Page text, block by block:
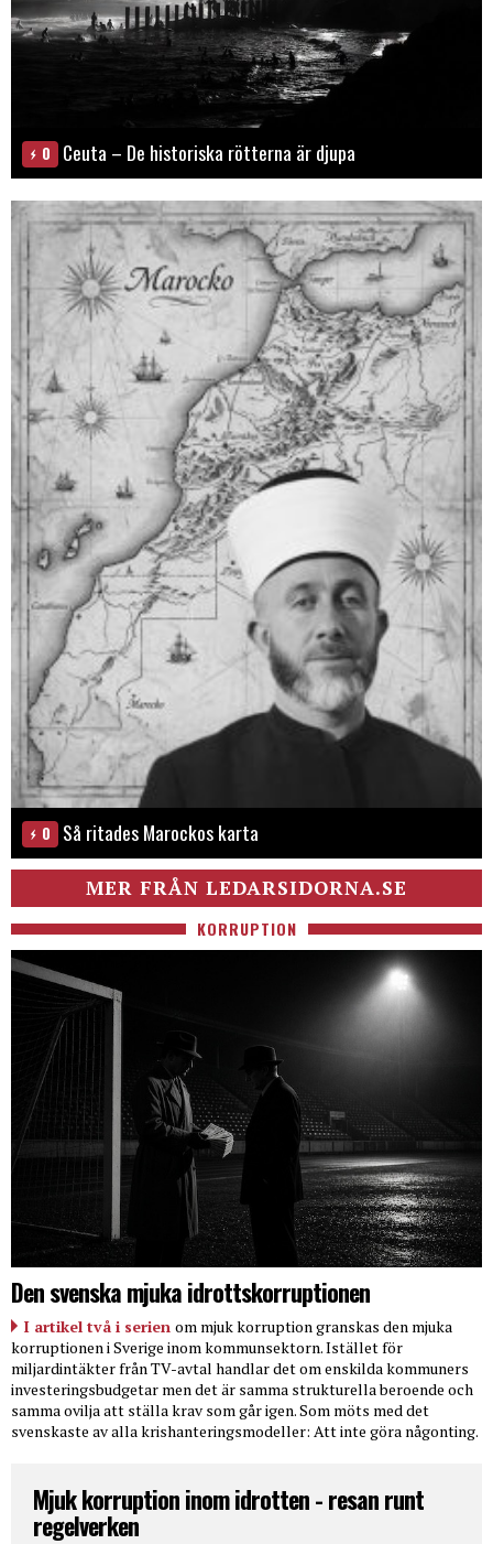
0 Ceuta – De historiska rötterna är djupa
0 Så ritades Marockos karta
MER FRÅN LEDARSIDORNA.SE
KORRUPTION
Den svenska mjuka idrottskorruptionen
I artikel två i serien om mjuk korruption granskas den mjuka
korruptionen i Sverige inom kommunsektorn. Istället för
miljardintäkter från TV-avtal handlar det om enskilda kommuners
investeringsbudgetar men det är samma strukturella beroende och
samma ovilja att ställa krav som går igen. Som möts med det
svenskaste av alla krishanteringsmodeller: Att inte göra någonting.
Mjuk korruption inom idrotten - resan runt
regelverken